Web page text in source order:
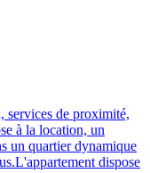
services de proximité,
à la location, un
un quartier dynamique
dispose